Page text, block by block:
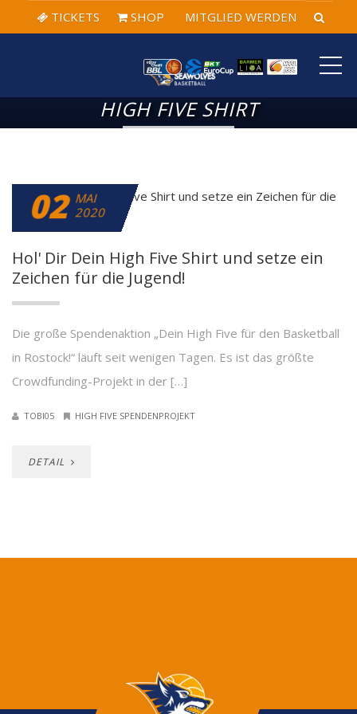
TICKETS SHOP MITGLIED WERDEN
HIGH FIVE SHIRT
02 MAI
2020
Hol' Dir Dein High Five Shirt und setze ein
Zeichen für die Jugend!
Die große Spendenaktion „Dein High Five für den Basketball
in Rostock!“ läuft seit wenigen Tagen. Es ist das größte
Crowdfunding-Projekt in der […]
TOBI05 HIGH FIVE SPENDENPROJEKT
DETAIL